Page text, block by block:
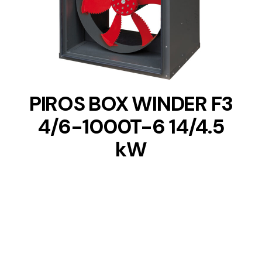
DETAILS
PIROS BOX WINDER F3
4/6-1000T-6 14/4.5
kW